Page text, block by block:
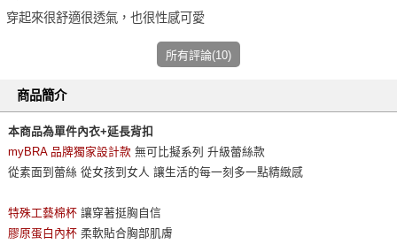
穿起來很舒適很透氣，也很性感可愛
所有評論(10)
商品簡介
本商品為單件內衣+延長背扣
myBRA 品牌獨家設計款 無可比擬系列 升級蕾絲款
從素面到蕾絲 從女孩到女人 讓生活的每一刻多一點精緻感
特殊工藝棉杯讓穿著挺胸自信
膠原蛋白內杯柔軟貼合胸部肌膚